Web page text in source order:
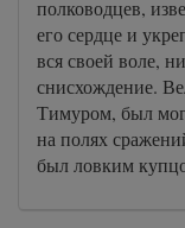
полководцев,
его сердце и
вся своей воле,
снисхождение.
Тимуром, был
на полях
был ловким